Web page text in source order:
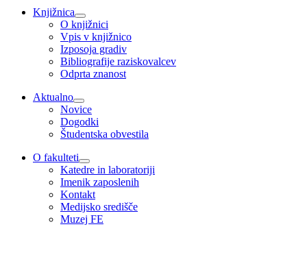
Knjižnica
O knjižnici
Vpis v knjižnico
Izposoja gradiv
Bibliografije raziskovalcev
Odprta znanost
Aktualno
Novice
Dogodki
Študentska obvestila
O fakulteti
Katedre in laboratoriji
Imenik zaposlenih
Kontakt
Medijsko središče
Muzej FE